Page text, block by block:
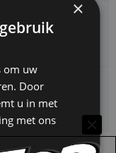
×
om uw
Door
u in met
met ons